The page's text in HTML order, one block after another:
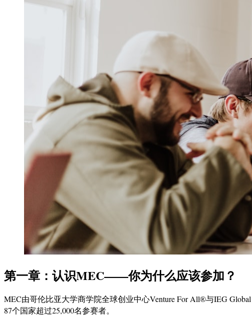
第一章：认识MEC——你为什么应该参加？
MEC由哥伦比亚大学商学院全球创业中心Venture For All®与IEG
87个国家超过25,000名参赛者。